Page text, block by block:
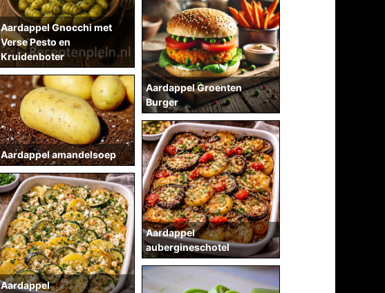
Aardappel amandelsoep
Aardappel
aubergineschotel
Aardappel
Aardappel Gnocchi met
Verse Pesto en
Kruidenboter
Aardappel Groenten
Burger